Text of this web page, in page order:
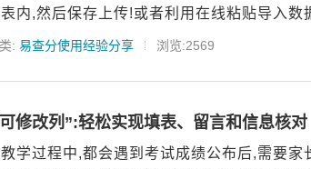
内,然后保存上传!或者利用在线粘贴导入数
: 易查分使用经验分享 浏览:2569
修改列”:轻松实现填表、留言和信息核对
学过程中,都会遇到考试成绩公布后,需要